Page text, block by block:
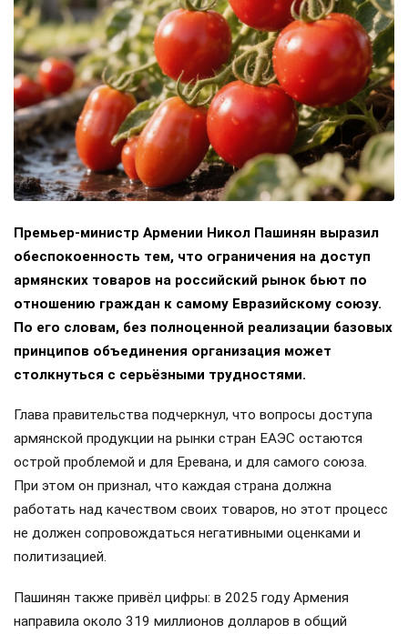
Премьер-министр Армении Никол Пашинян выразил
обеспокоенность тем, что ограничения на доступ
армянских товаров на российский рынок бьют по
отношению граждан к самому Евразийскому союзу.
По его словам, без полноценной реализации базовых
принципов объединения организация может
столкнуться с серьёзными трудностями.
Глава правительства подчеркнул, что вопросы доступа
армянской продукции на рынки стран ЕАЭС остаются
острой проблемой и для Еревана, и для самого союза.
При этом он признал, что каждая страна должна
работать над качеством своих товаров, но этот процесс
не должен сопровождаться негативными оценками и
политизацией.
Пашинян также привёл цифры: в 2025 году Армения
направила около 319 миллионов долларов в общий